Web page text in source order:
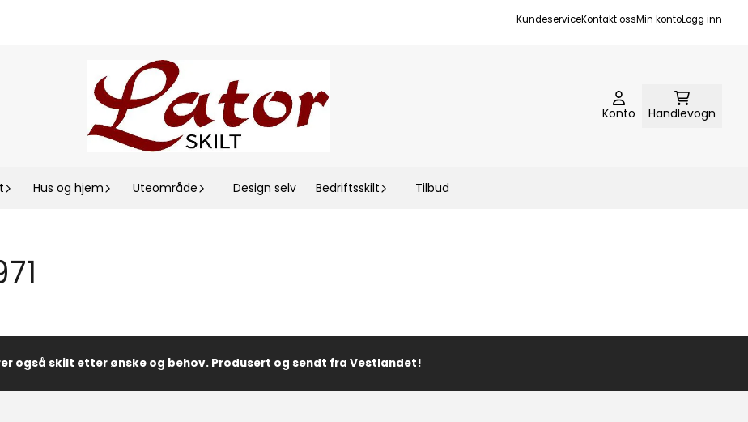
KundeserviceKontakt ossMin kontoLogg inn
Konto Handlevogn
Hus og hjem Uteområde Design selv Bedriftsskilt Tilbud
også skilt etter ønske og behov. Produsert og sendt fra Vestlandet!